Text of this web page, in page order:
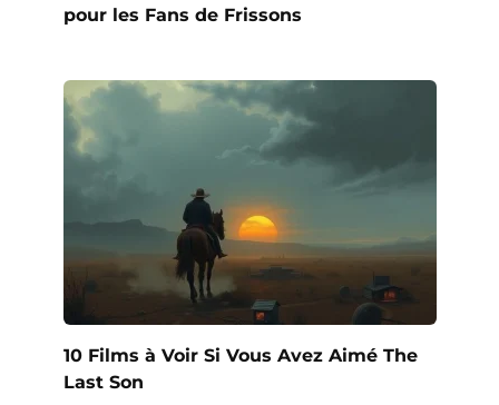
pour les Fans de Frissons
10 Films à Voir Si Vous Avez Aimé The
Last Son